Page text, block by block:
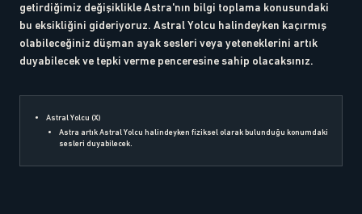
getirdiğimiz değişiklikle Astra'nın bilgi toplama konusundaki
bu eksikliğini gideriyoruz. Astral Yolcu halindeyken kaçırmış
olabileceğiniz düşman ayak sesleri veya yeteneklerini artık
duyabilecek ve tepki verme penceresine sahip olacaksınız.
Astral Yolcu (X)
Astra artık Astral Yolcu halindeyken fiziksel olarak bulunduğu konumdaki
sesleri duyabilecek.